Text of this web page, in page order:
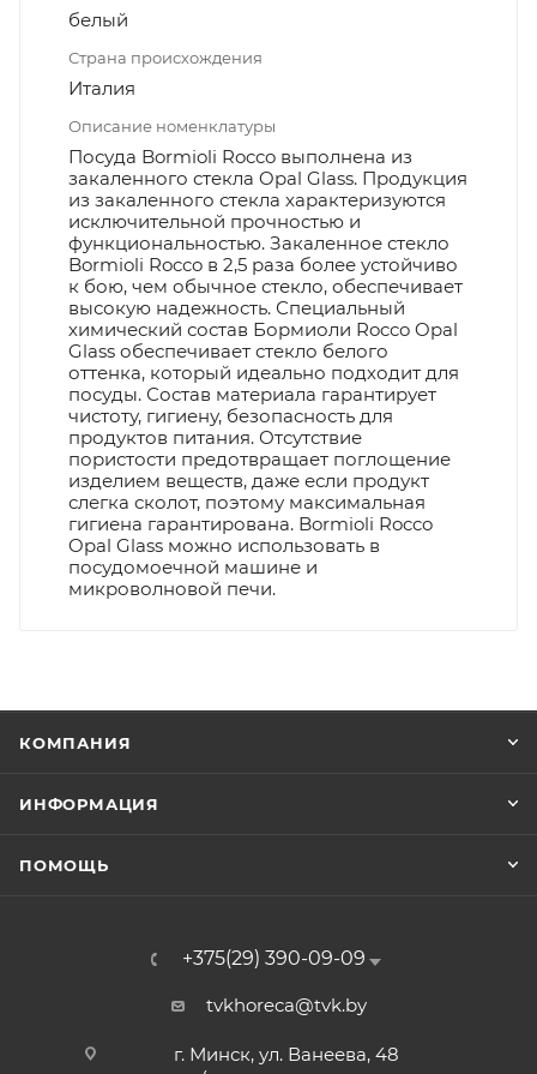
белый
Страна происхождения
Италия
Описание номенклатуры
Посуда Bormioli Rocco выполнена из
закаленного стекла Opal Glass. Продукция
из закаленного стекла характеризуются
исключительной прочностью и
функциональностью. Закаленное стекло
Bormioli Rocco в 2,5 раза более устойчиво
к бою, чем обычное стекло, обеспечивает
высокую надежность. Специальный
химический состав Бормиоли Rocco Opal
Glass обеспечивает стекло белого
оттенка, который идеально подходит для
посуды. Состав материала гарантирует
чистоту, гигиену, безопасность для
продуктов питания. Отсутствие
пористости предотвращает поглощение
изделием веществ, даже если продукт
слегка сколот, поэтому максимальная
гигиена гарантирована. Bormioli Rocco
Opal Glass можно использовать в
посудомоечной машине и
микроволновой печи.
КОМПАНИЯ
ИНФОРМАЦИЯ
ПОМОЩЬ
+375(29) 390-09-09
tvkhoreca@tvk.by
г. Минск, ул. Ванеева, 48